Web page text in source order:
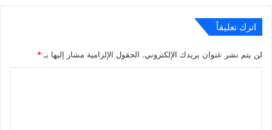
اترك تعليقاً
لن يتم نشر عنوان بريدك الإلكتروني. الحقول الإلزامية مشار إليها بـ*